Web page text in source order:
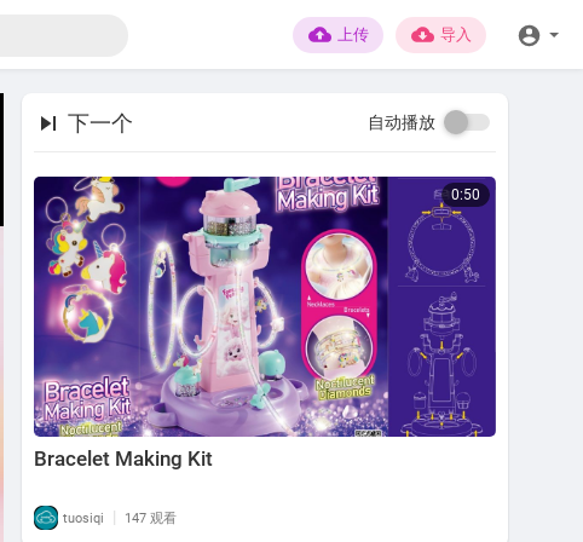
上传 导入
下一个 自动播放
0:50
Bracelet Making Kit
tuosiqi | 147 观看